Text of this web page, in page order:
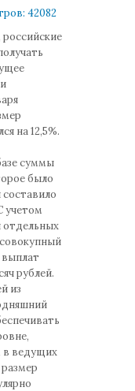
42082
российские
на 12,5%.
суммы
было
учетом
отдельных
рублей.
из
в ведущих